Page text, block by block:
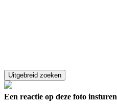
Een reactie op deze foto insturen